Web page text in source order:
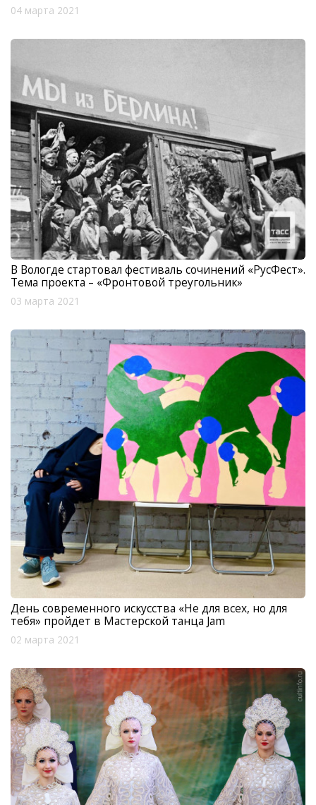
04 марта 2021
В Вологде стартовал фестиваль сочинений «РусФест».
Тема проекта – «Фронтовой треугольник»
03 марта 2021
День современного искусства «Не для всех, но для
тебя» пройдет в Мастерской танца Jam
02 марта 2021